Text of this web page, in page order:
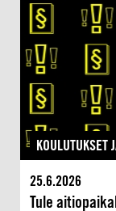
KOULUTUKSET
25.6.2026
Tule